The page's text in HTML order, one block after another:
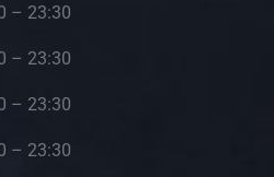
– 23:30
– 23:30
– 23:30
– 23:30